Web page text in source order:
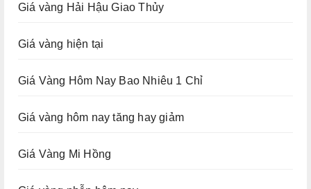
Giá vàng Hải Hậu Giao Thủy
Giá vàng hiện tại
Giá Vàng Hôm Nay Bao Nhiêu 1 Chỉ
Giá vàng hôm nay tăng hay giảm
Giá Vàng Mi Hồng